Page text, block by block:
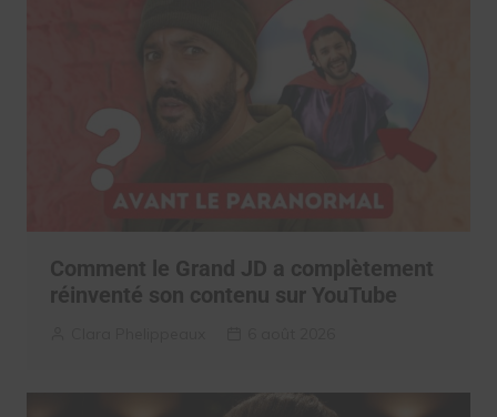
Comment le Grand JD a complètement
réinventé son contenu sur YouTube